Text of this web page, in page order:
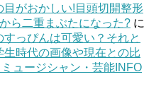
目がおかしい!目頭切開整形
ら二重まぶたになった? に
すっぴんは可愛い？それと
生時代の画像や現在との比
ュージシャン・芸能INFO